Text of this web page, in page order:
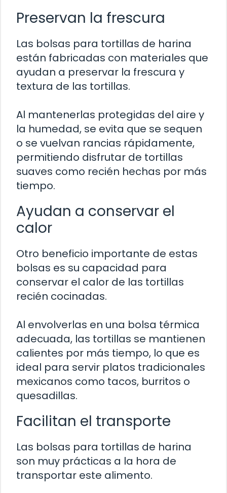
Preservan la frescura
Las bolsas para tortillas de harina
están fabricadas con materiales que
ayudan a preservar la frescura y
textura de las tortillas.
Al mantenerlas protegidas del aire y
la humedad, se evita que se sequen
o se vuelvan rancias rápidamente,
permitiendo disfrutar de tortillas
suaves como recién hechas por más
tiempo.
Ayudan a conservar el
calor
Otro beneficio importante de estas
bolsas es su capacidad para
conservar el calor de las tortillas
recién cocinadas.
Al envolverlas en una bolsa térmica
adecuada, las tortillas se mantienen
calientes por más tiempo, lo que es
ideal para servir platos tradicionales
mexicanos como tacos, burritos o
quesadillas.
Facilitan el transporte
Las bolsas para tortillas de harina
son muy prácticas a la hora de
transportar este alimento.